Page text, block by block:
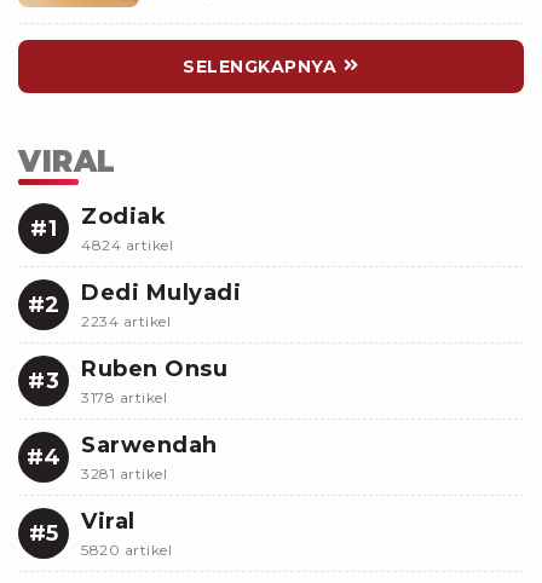
SELENGKAPNYA
VIRAL
#1 Zodiak
4824 artikel
#2 Dedi Mulyadi
2234 artikel
#3 Ruben Onsu
3178 artikel
#4 Sarwendah
3281 artikel
#5 Viral
5820 artikel